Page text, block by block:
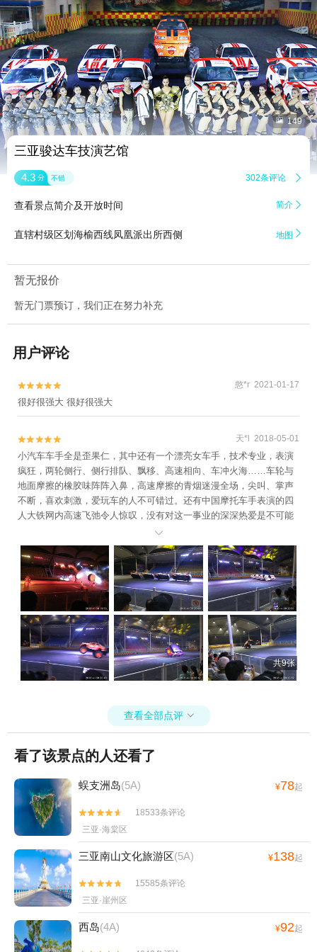
 149
三亚骏达车技演艺馆
4.3 分 不错 302条评论 
查看景点简介及开放时间 简介 
直辖村级区划海榆西线凤凰派出所西侧 地图 
暂无报价
暂无门票预订，我们正在努力补充
用户评论

 憨*r 2021-01-17
很好很强大 很好很强大

 天*l 2018-05-01
小汽车车手全是歪果仁，其中还有一个漂亮女车手，技术专业，表演
疯狂，两轮侧行、侧行排队、飘移、高速相向、车冲火海……车轮与
地面摩擦的橡胶味阵阵入鼻，高速摩擦的青烟迷漫全场，尖叫、掌声
不断，喜欢刺激，爱玩车的人不可错过。还有中国摩托车手表演的四
人大铁网内高速飞弛令人惊叹，没有对这一事业的深深热爱是不可能
演出这种绝活的。去哪儿网订票比现场买票便宜近一半，个人觉得太
值得了！

共9张
查看全部点评 
看了该景点的人还看了
蜈支洲岛(5A) ¥78起


18533条评论
三亚·海棠区
三亚南山文化旅游区(5A) ¥138起


15585条评论
三亚·崖州区
西岛(4A) ¥92起
